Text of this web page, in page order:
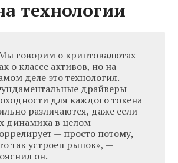
технологии
говорим о криптовалютах
о классе активов, но на
деле это технология.
драйверы
для каждого токена
различаются, даже если
динамика в целом
— просто потому,
так устроен рынок», —
он.